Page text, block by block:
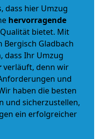
dass hier Umzug
hervorragende
bietet. Mit
Gladbach
dass Ihr Umzug
verläuft, denn wir
und
haben die besten
und sicherzustellen,
ein erfolgreicher